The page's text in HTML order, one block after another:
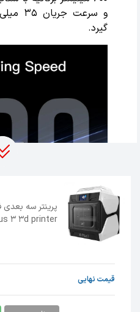
و
گیرد.
دما 65 درجه سانتی
بودن دما در این پرینتر
3 3d printer
قیمت نهایی